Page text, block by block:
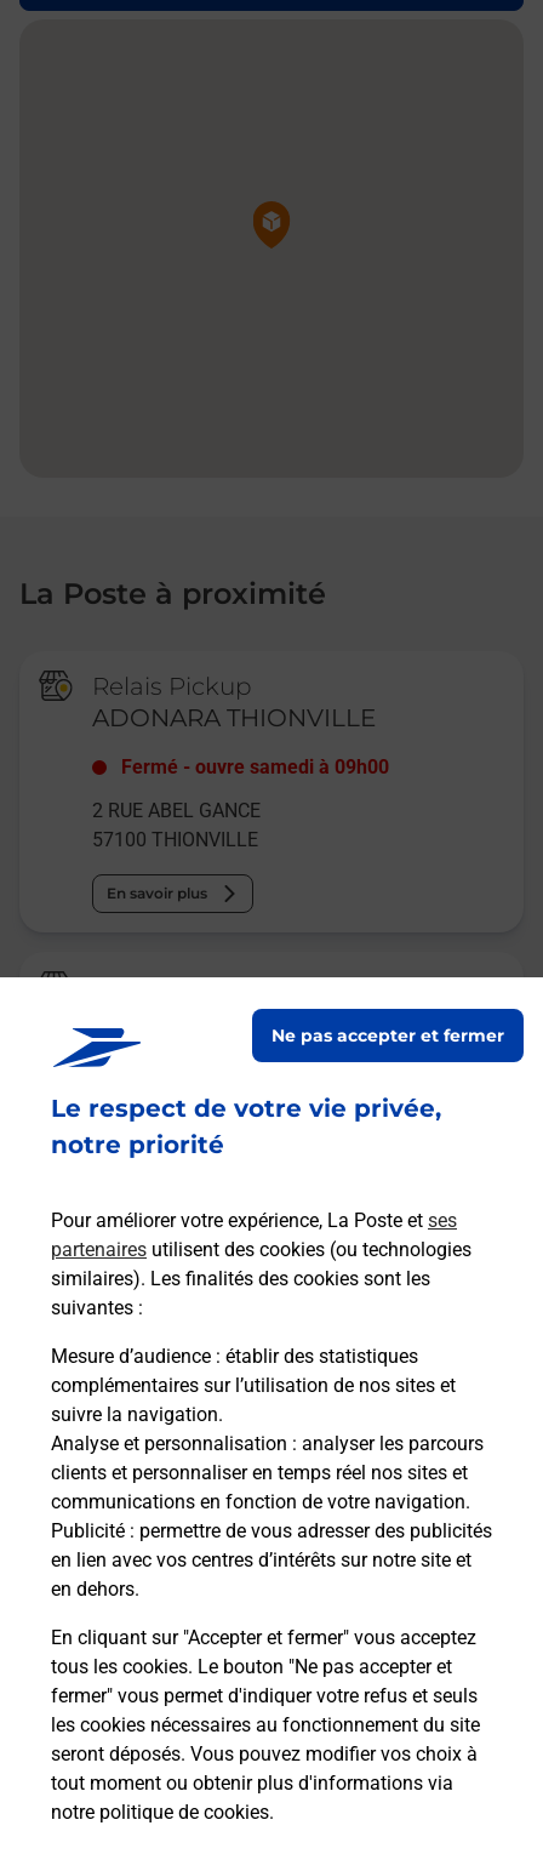
Le respect de votre vie privée,
notre priorité
Pour améliorer votre expérience, La Poste et ses
partenaires utilisent des cookies (ou technologies
similaires). Les finalités des cookies sont les
suivantes :
Mesure d’audience : établir des statistiques
complémentaires sur l’utilisation de nos sites et
suivre la navigation.
Analyse et personnalisation : analyser les parcours
clients et personnaliser en temps réel nos sites et
communications en fonction de votre navigation.
Publicité : permettre de vous adresser des publicités
en lien avec vos centres d’intérêts sur notre site et
en dehors.
En cliquant sur "Accepter et fermer" vous acceptez
tous les cookies. Le bouton "Ne pas accepter et
fermer" vous permet d'indiquer votre refus et seuls
les cookies nécessaires au fonctionnement du site
seront déposés. Vous pouvez modifier vos choix à
tout moment ou obtenir plus d'informations via
notre politique de cookies.
Ne pas accepter et fermer
Pin de la carte
La Poste à proximité
Relais Pickup
ADONARA THIONVILLE
Fermé -ouvre samedi à 09h00
2 RUE ABEL GANCE
57100 THIONVILLE
En savoir plus
Relais Pickup
ACCUEIL E LECLERC THIONVILLE
ouvre samedi à 08h30
20 ROUTE D ARLON
57100 THIONVILLE
Malin !
La Poste
en ligne
Ouvert 24h/24
En savoir plus
THIONVILLE
CONSIGNE JOUR DE FETE THIONVILLE